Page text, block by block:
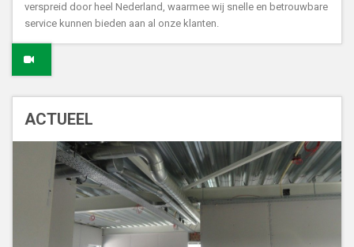
verspreid door heel Nederland, waarmee wij snelle en betrouwbare
service kunnen bieden aan al onze klanten.
ACTUEEL